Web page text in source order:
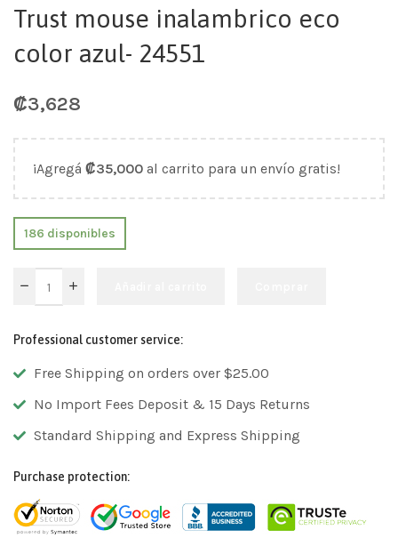
Trust mouse inalambrico eco
color azul- 24551
₡3,628
¡Agregá ₡35,000 al carrito para un envío gratis!
186 disponibles
Professional customer service:
Free Shipping on orders over $25.00
No Import Fees Deposit & 15 Days Returns
Standard Shipping and Express Shipping
Purchase protection: